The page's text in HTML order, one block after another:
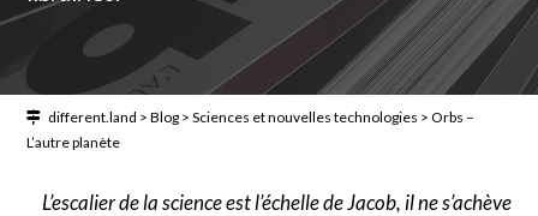
different.land >Blog >Sciences et nouvelles technologies >Orbs –
L’autre planète
L’escalier de la science est l’échelle de Jacob, il ne s’achève